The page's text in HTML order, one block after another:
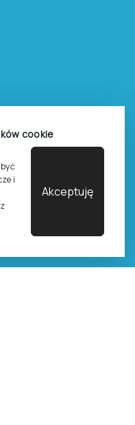
cookie
i
Akceptuję